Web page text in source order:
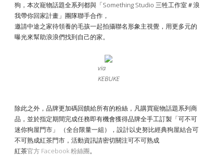
狗，本次寵物話題全系列都與「Something Studio 三牲工作室＃浪
我帶你回家計畫」團隊聯手合作，
邀請中途之家待領養的毛孩一起拍攝聯名形象主視覺，用更多元的
曝光來幫助浪浪們找到自己的家。
via
KEBUKE
除此之外，品牌更加碼回饋給所有的粉絲，凡購買寵物話題系列商
品，並於指定期間完成任務即有機會獲得品牌全手工訂製「可不可
迷你狗屋門市」 （全台限量一組），設計以史努比經典狗屋結合可
不可熟成紅茶門市，活動資訊請密切關注可不可熟成
紅茶官方 Facebook 粉絲團。